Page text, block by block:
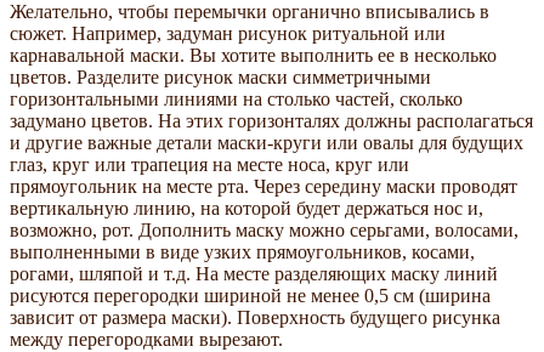
Желательно, чтобы перемычки органично вписывались в
сюжет. Например, задуман рисунок ритуальной или
карнавальной маски. Вы хотите выполнить ее в несколько
цветов. Разделите рисунок маски симметричными
горизонтальными линиями на столько частей, сколько
задумано цветов. На этих горизонталях должны располагаться
и другие важные детали маски-круги или овалы для будущих
глаз, круг или трапеция на месте носа, круг или
прямоугольник на месте рта. Через середину маски проводят
вертикальную линию, на которой будет держаться нос и,
возможно, рот. Дополнить маску можно серьгами, волосами,
выполненными в виде узких прямоугольников, косами,
рогами, шляпой и т.д. На месте разделяющих маску линий
рисуются перегородки шириной не менее 0,5 см (ширина
зависит от размера маски). Поверхность будущего рисунка
между перегородками вырезают.